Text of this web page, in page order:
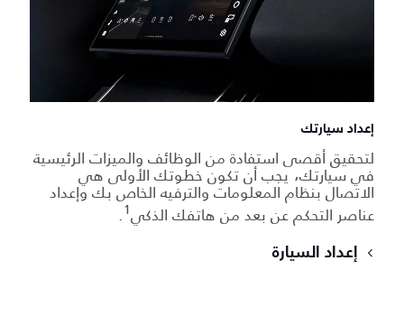
إعداد سيارتك
لتحقيق أقصى استفادة من الوظائف والميزات الرئيسية
في سيارتك، يجب أن تكون خطوتك الأولى هي
الاتصال بنظام المعلومات والترفيه الخاص بك وإعداد
عناصر التحكم عن بعد من هاتفك الذكي1
.
إعداد السيارة